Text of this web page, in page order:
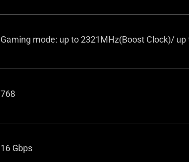
Gaming mode: up to 2321MHz(Boost Clock)/
768
16 Gbps